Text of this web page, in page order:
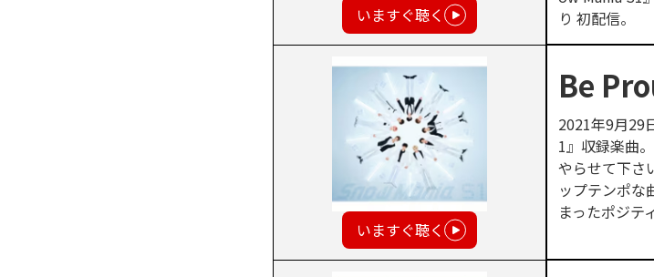
いますぐ聴く
り 初配信。
いますぐ聴く
Be
2021年9月29
1』収録楽曲
やらせて下さ
ップテンポな
まったポジテ